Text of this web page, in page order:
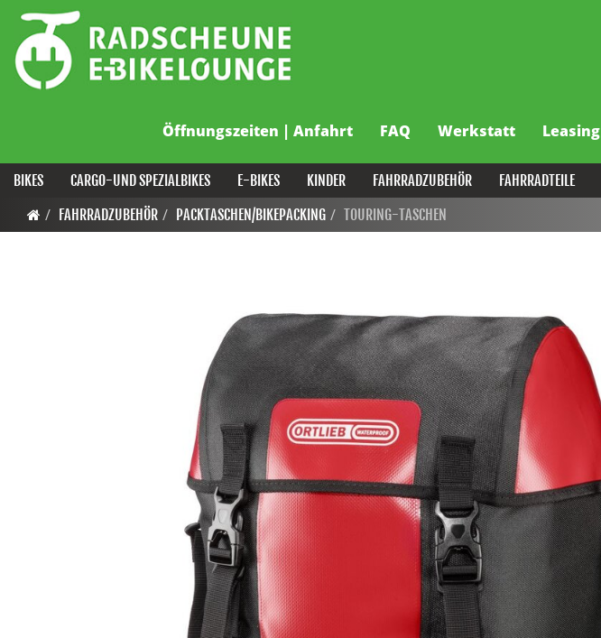
Öffnungszeiten | Anfahrt FAQ Werkstatt Leasing
BIKES CARGO-UND SPEZIALBIKES E-BIKES KINDER FAHRRADZUBEHÖR FAHRRADTEILE
FAHRRADZUBEHÖR
PACKTASCHEN/BIKEPACKING TOURING-TASCHEN